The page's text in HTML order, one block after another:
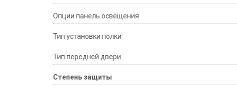
Опции панель освещения
Тип установки полки
Тип передней двери
Степень защиты